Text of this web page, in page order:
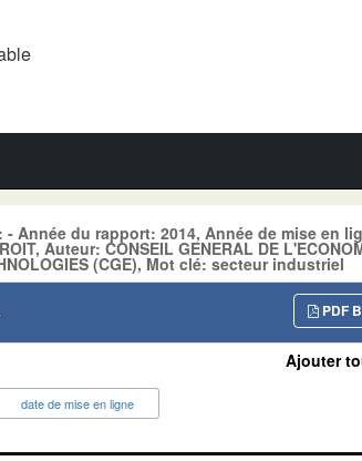
Année du rapport: 2014, Année de mise en
Auteur: CONSEIL GENERAL DE
(CGE), Mot clé: secteur industriel
PDF
date de mise en ligne
Ajouter